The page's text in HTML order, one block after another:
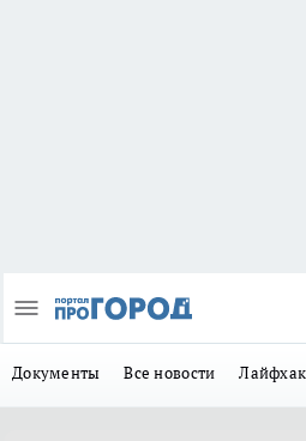
Документы Все новости Лайфхак